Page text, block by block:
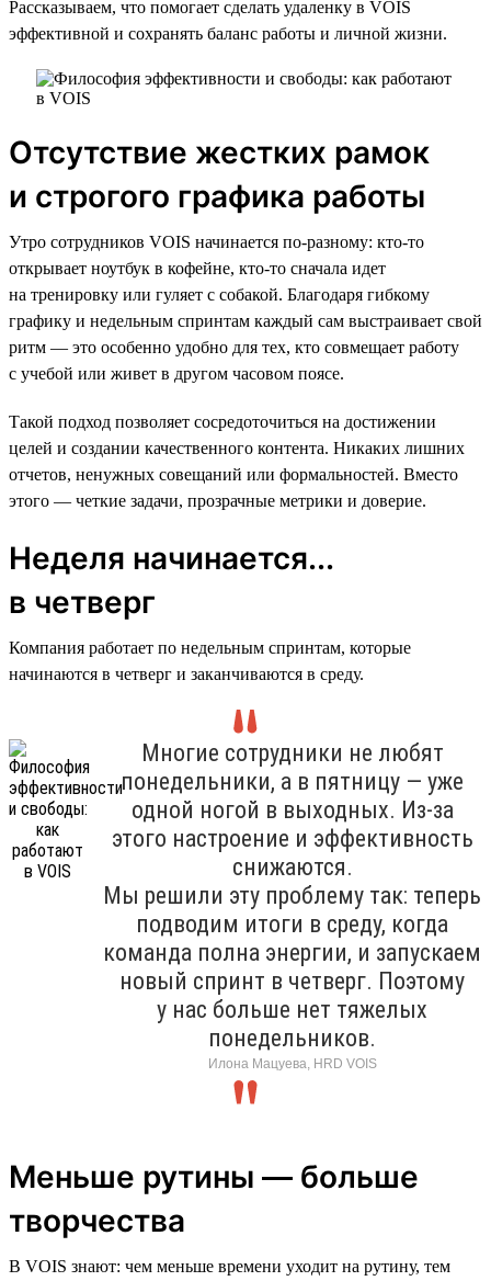
Рассказываем, что помогает сделать удаленку в VOIS
эффективной и сохранять баланс работы и личной жизни.
Отсутствие жестких рамок
и строгого графика работы
Утро сотрудников VOIS начинается по-разному: кто-то
открывает ноутбук в кофейне, кто-то сначала идет
на тренировку или гуляет с собакой. Благодаря гибкому
графику и недельным спринтам каждый сам выстраивает свой
ритм — это особенно удобно для тех, кто совмещает работу
с учебой или живет в другом часовом поясе.
Такой подход позволяет сосредоточиться на достижении
целей и создании качественного контента. Никаких лишних
отчетов, ненужных совещаний или формальностей. Вместо
этого — четкие задачи, прозрачные метрики и доверие.
Неделя начинается...
в четверг
Компания работает по недельным спринтам, которые
начинаются в четверг и заканчиваются в среду.
Многие сотрудники не любят
понедельники, а в пятницу — уже
одной ногой в выходных. Из-за
этого настроение и эффективность
снижаются.
Мы решили эту проблему так: теперь
подводим итоги в среду, когда
команда полна энергии, и запускаем
новый спринт в четверг. Поэтому
у нас больше нет тяжелых
понедельников.
Илона Мацуева, HRD VOIS
Меньше рутины — больше
творчества
В VOIS знают: чем меньше времени уходит на рутину, тем